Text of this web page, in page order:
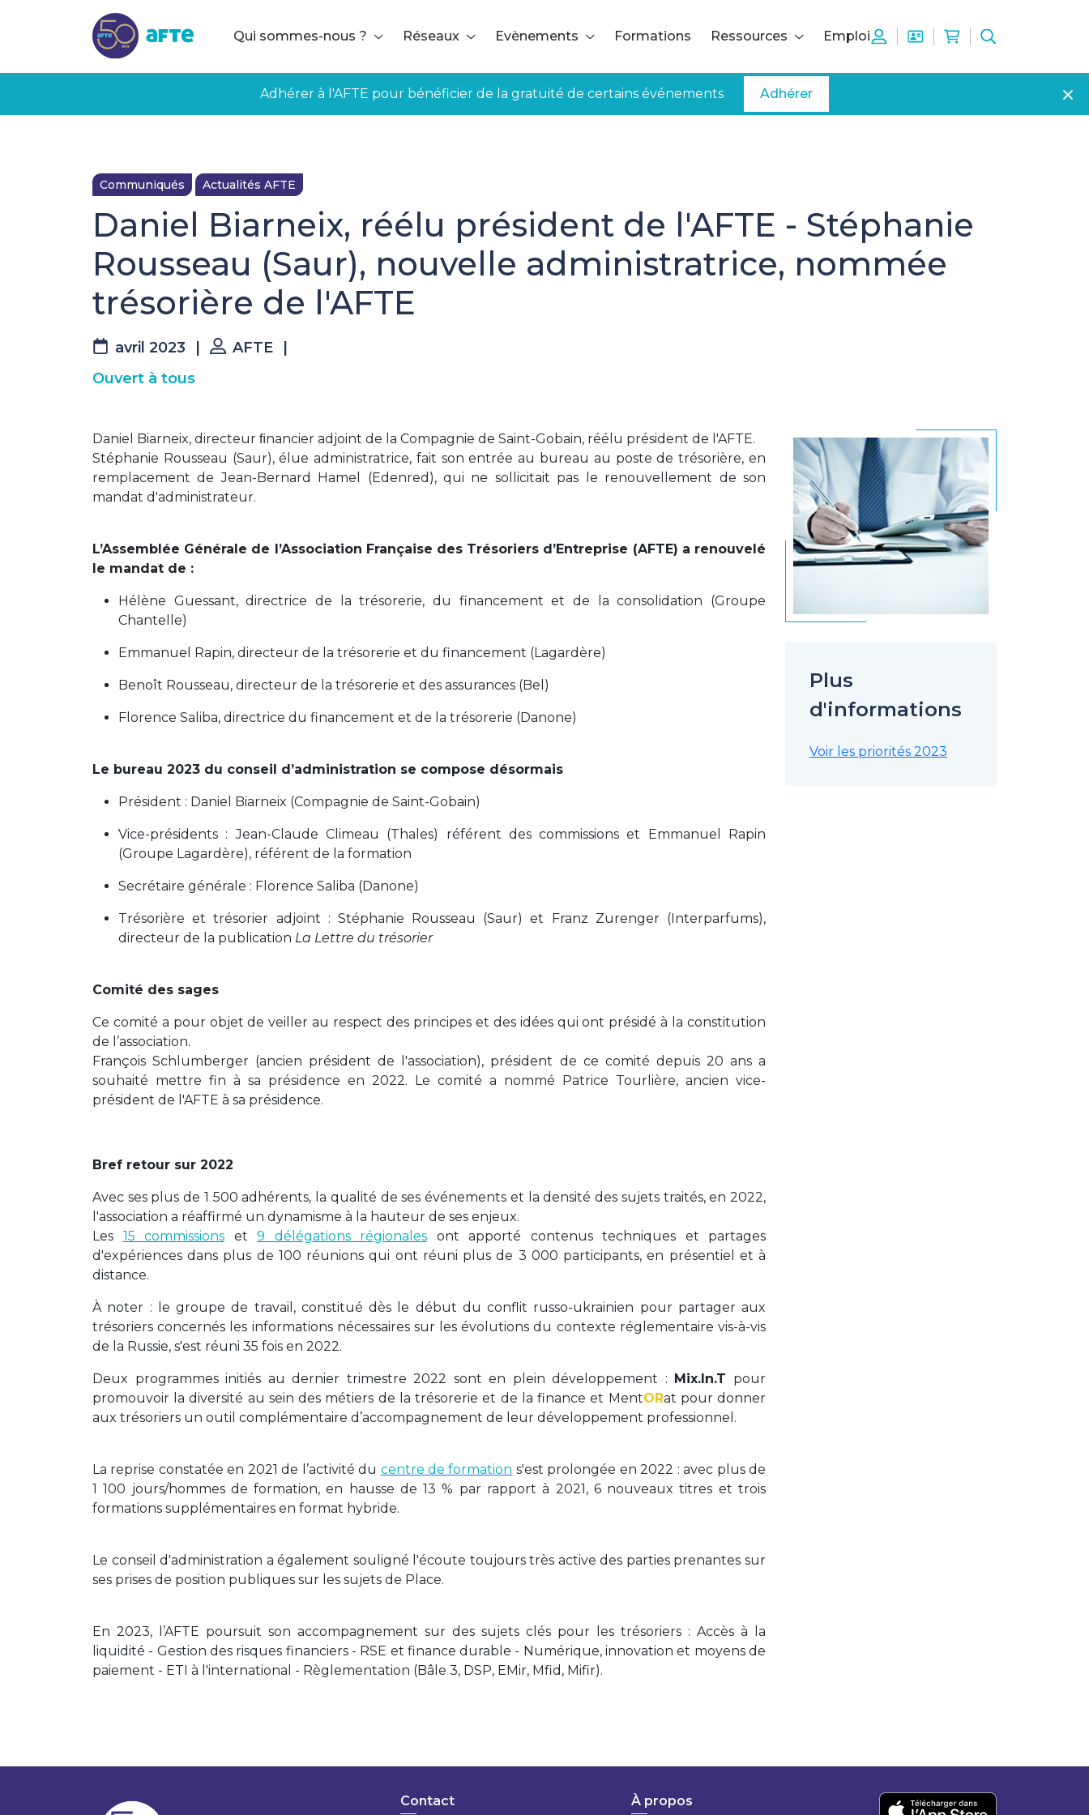
Qui sommes-nous ?
Réseaux Evènements Formations Ressources Emploi
Adhérer à l'AFTE pour bénéficier de la gratuité de certains événements Adhérer
Communiqués Actualités AFTE
Daniel Biarneix, réélu président de l'AFTE - Stéphanie
Rousseau (Saur), nouvelle administratrice, nommée
trésorière de l'AFTE
avril 2023 AFTE
Ouvert à tous
Daniel Biarneix, directeur ﬁnancier adjoint de la Compagnie de Saint-Gobain, réélu président de l'AFTE.
Stéphanie Rousseau (Saur), élue administratrice, fait son entrée au bureau au poste de trésorière, en
remplacement de Jean-Bernard Hamel (Edenred), qui ne sollicitait pas le renouvellement de son
mandat d'administrateur.
L’Assemblée Générale de l’Association Française des Trésoriers d’Entreprise (AFTE) a renouvelé
le mandat de :
Hélène Guessant, directrice de la trésorerie, du financement et de la consolidation (Groupe
Chantelle)
Emmanuel Rapin, directeur de la trésorerie et du financement (Lagardère)
Benoît Rousseau, directeur de la trésorerie et des assurances (Bel)
Florence Saliba, directrice du financement et de la trésorerie (Danone)
Le bureau 2023 du conseil d’administration se compose désormais
Président : Daniel Biarneix (Compagnie de Saint-Gobain)
Vice-présidents : Jean-Claude Climeau (Thales) référent des commissions et Emmanuel Rapin
(Groupe Lagardère), référent de la formation
Secrétaire générale : Florence Saliba (Danone)
Trésorière et trésorier adjoint : Stéphanie Rousseau (Saur) et Franz Zurenger (Interparfums),
directeur de la publication La Lettre du trésorier
Comité des sages
Ce comité a pour objet de veiller au respect des principes et des idées qui ont présidé à la constitution
de l’association.
François Schlumberger (ancien président de l'association), président de ce comité depuis 20 ans a
souhaité mettre fin à sa présidence en 2022. Le comité a nommé Patrice Tourlière, ancien vice-
président de l'AFTE à sa présidence.
Bref retour sur 2022
Avec ses plus de 1 500 adhérents, la qualité de ses événements et la densité des sujets traités, en 2022,
l'association a réaffirmé un dynamisme à la hauteur de ses enjeux.
Les 15 commissions et 9 délégations régionales ont apporté contenus techniques et partages
d'expériences dans plus de 100 réunions qui ont réuni plus de 3 000 participants, en présentiel et à
distance.
À noter : le groupe de travail, constitué dès le début du conflit russo-ukrainien pour partager aux
trésoriers concernés les informations nécessaires sur les évolutions du contexte réglementaire vis-à-vis
de la Russie, s'est réuni 35 fois en 2022.
Deux programmes initiés au dernier trimestre 2022 sont en plein développement : Mix.In.T pour
promouvoir la diversité au sein des métiers de la trésorerie et de la finance et MentORat pour donner
aux trésoriers un outil complémentaire d’accompagnement de leur développement professionnel.
La reprise constatée en 2021 de l’activité du centre de formation s'est prolongée en 2022 : avec plus de
1 100 jours/hommes de formation, en hausse de 13 % par rapport à 2021, 6 nouveaux titres et trois
formations supplémentaires en format hybride.
Le conseil d'administration a également souligné l'écoute toujours très active des parties prenantes sur
ses prises de position publiques sur les sujets de Place.
En 2023, l’AFTE poursuit son accompagnement sur des sujets clés pour les trésoriers : Accès à la
liquidité - Gestion des risques financiers - RSE et finance durable - Numérique, innovation et moyens de
paiement - ETI à l'international - Règlementation (Bâle 3, DSP, EMir, Mfid, Mifir).
Plus
d'informations
Voir les priorités 2023
Contact À propos